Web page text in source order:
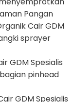
Pangan
Cair GDM
sprayer
GDM Spesialis
pinhead
GDM Spesialis